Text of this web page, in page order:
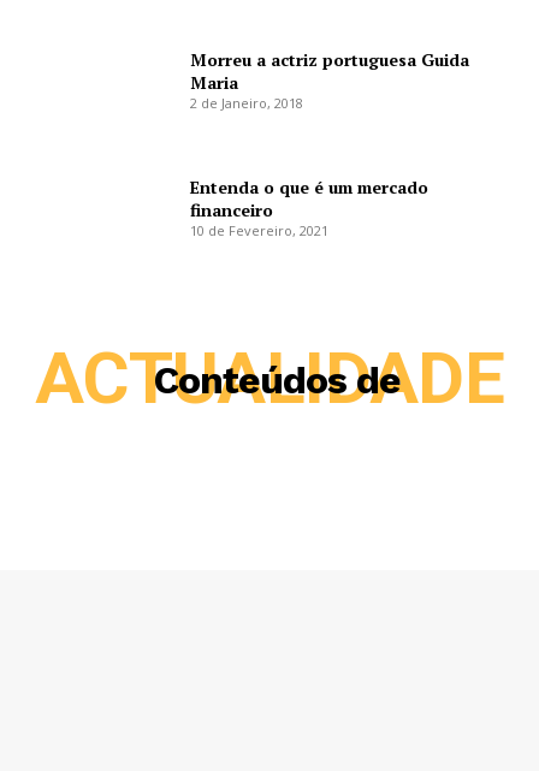
Morreu a actriz portuguesa Guida
Maria
2 de Janeiro, 2018
Entenda o que é um mercado
financeiro
10 de Fevereiro, 2021
Conteúdos de
ACTUALIDADE